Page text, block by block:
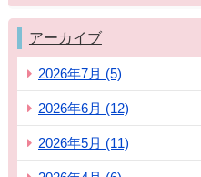
アーカイブ
2026年7月 (5)
2026年6月 (12)
2026年5月 (11)